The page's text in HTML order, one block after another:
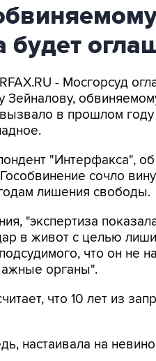
- Мосгорсуд
в прошлом
"Интерфакса",
сочло
лишения свободы.
"экспертиза
в живот с целью
что он не
органы".
что 10 лет из
настаивала на